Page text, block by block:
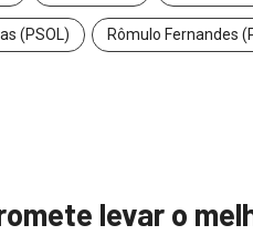
(PSOL) Rômulo Fernandes
levar o